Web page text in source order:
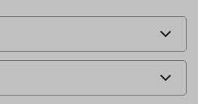
Snabbkaffe